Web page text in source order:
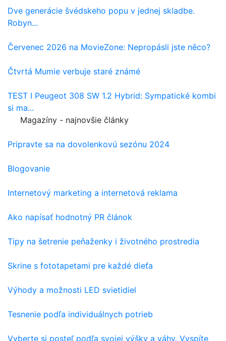
Dve generácie švédskeho popu v jednej skladbe.
Robyn...
Červenec 2026 na MovieZone: Nepropásli jste něco?
Čtvrtá Mumie verbuje staré známé
TEST I Peugeot 308 SW 1.2 Hybrid: Sympatické kombi
si ma...
Magazíny - najnovšie články
Pripravte sa na dovolenkovú sezónu 2024
Blogovanie
Internetový marketing a internetová reklama
Ako napísať hodnotný PR článok
Tipy na šetrenie peňaženky i životného prostredia
Skrine s fototapetami pre každé dieťa
Výhody a možnosti LED svietidiel
Tesnenie podľa individuálnych potrieb
Vyberte si posteľ podľa svojej výšky a váhy. Vyspíte